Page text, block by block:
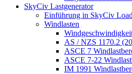
SkyCiv Lastgenerator
Einführung in SkyCiv
Windlasten
AS / NZS 1170.2
ASCE 7
ASCE 7-22
IM 1991